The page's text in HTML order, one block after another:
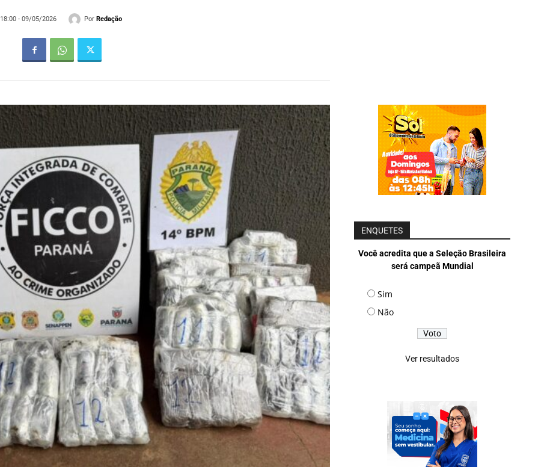
18:00 - 09/05/2026 Por Redação
ENQUETES
Você acredita que a Seleção Brasileira
será campeã Mundial
Sim
Não
Ver resultados